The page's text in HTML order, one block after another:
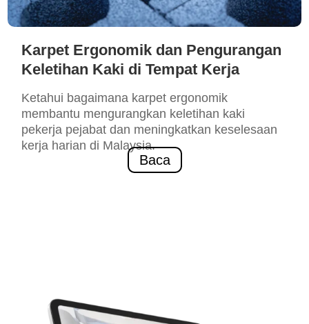
Karpet Ergonomik dan Pengurangan
Keletihan Kaki di Tempat Kerja
Ketahui bagaimana karpet ergonomik
membantu mengurangkan keletihan kaki
pekerja pejabat dan meningkatkan keselesaan
kerja harian di Malaysia.
Baca